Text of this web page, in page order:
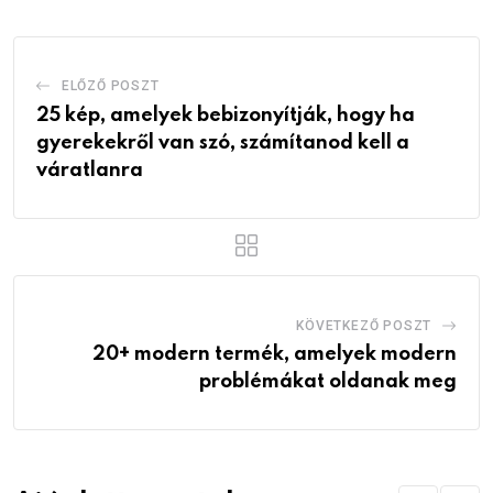
ELŐZŐ POSZT
25 kép, amelyek bebizonyítják, hogy ha
gyerekekről van szó, számítanod kell a
váratlanra
KÖVETKEZŐ POSZT
20+ modern termék, amelyek modern
problémákat oldanak meg